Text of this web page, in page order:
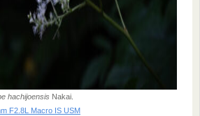
hachijoensis Nakai.
F2.8L Macro IS USM